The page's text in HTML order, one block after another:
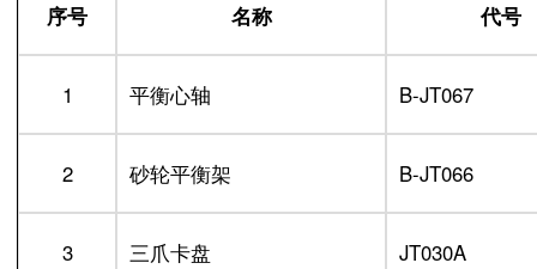
序号 名称 代号
1 平衡心轴 B-JT067
2 砂轮平衡架 B-JT066
3 三爪卡盘 JT030A